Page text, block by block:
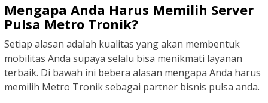
Mengapa Anda Harus Memilih Server
Pulsa Metro Tronik?
Setiap alasan adalah kualitas yang akan membentuk
mobilitas Anda supaya selalu bisa menikmati layanan
terbaik. Di bawah ini bebera alasan mengapa Anda harus
memilih Metro Tronik sebagai partner bisnis pulsa anda.